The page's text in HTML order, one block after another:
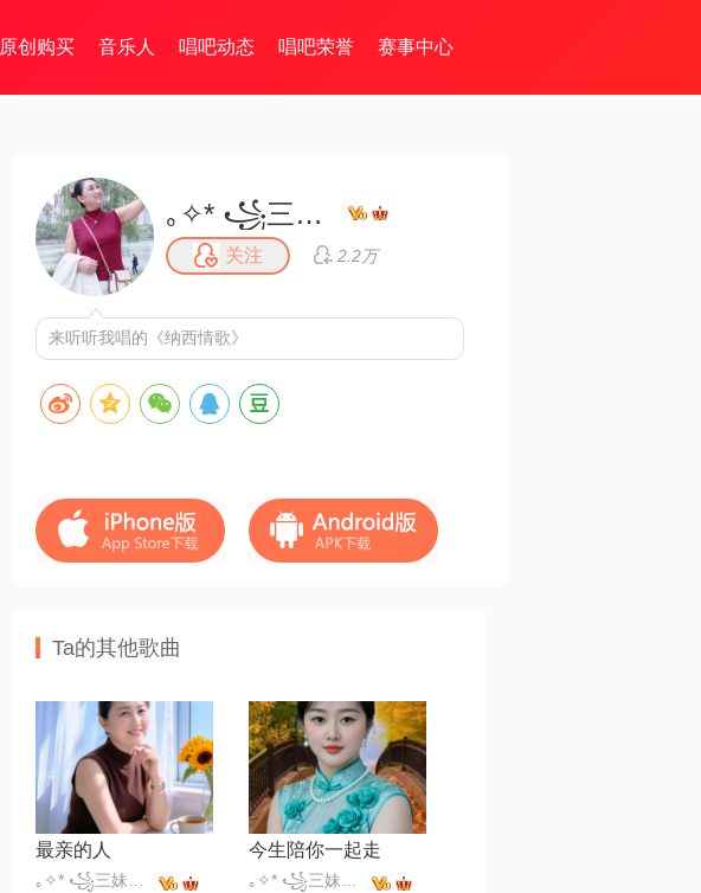
原创购买 音乐人 唱吧动态 唱吧荣誉 赛事中心
｡✧* ꧁三妹꧂✧*｡
关注 2.2万
来听听我唱的《纳西情歌》
Ta的其他歌曲
最亲的人 今生陪你一起走